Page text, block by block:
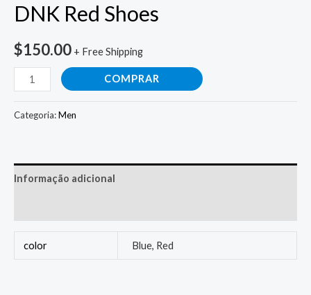
DNK Red Shoes
$150.00 + Free Shipping
COMPRAR
Categoria:Men
Informação adicional
color Blue, Red